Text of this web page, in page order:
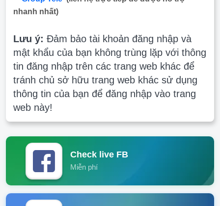
nhanh nhất)
Lưu ý: Đảm bảo tài khoản đăng nhập và
mật khẩu của bạn không trùng lặp với thông
tin đăng nhập trên các trang web khác để
tránh chủ sở hữu trang web khác sử dụng
thông tin của bạn để đăng nhập vào trang
web này!
Check live FB
Miễn phí